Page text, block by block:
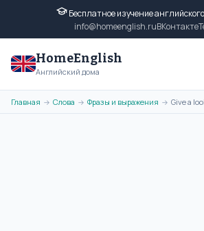
Бесплатное изучение
info@homeenglish.ruВКонтакте
HomeEnglish
Английский дома
Главная → Слова → Фразы и выражения →